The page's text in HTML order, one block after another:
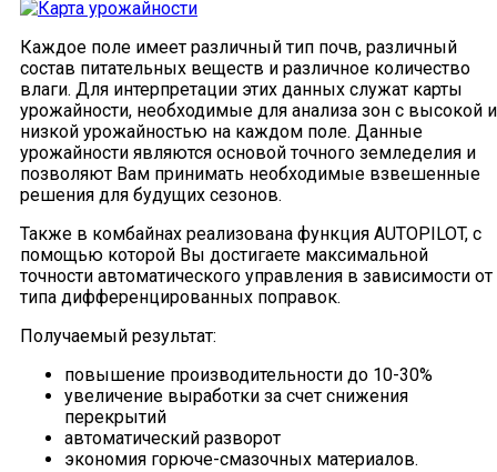
Каждое поле имеет различный тип почв, различный
состав питательных веществ и различное количество
влаги. Для интерпретации этих данных служат карты
урожайности, необходимые для анализа зон с высокой и
низкой урожайностью на каждом поле. Данные
урожайности являются основой точного земледелия и
позволяют Вам принимать необходимые взвешенные
решения для будущих сезонов.
Также в комбайнах реализована функция AUTOPILOT, с
помощью которой Вы достигаете максимальной
точности автоматического управления в зависимости от
типа дифференцированных поправок.
Получаемый результат:
повышение производительности до 10-30%
увеличение выработки за счет снижения
перекрытий
автоматический разворот
экономия горюче-смазочных материалов.